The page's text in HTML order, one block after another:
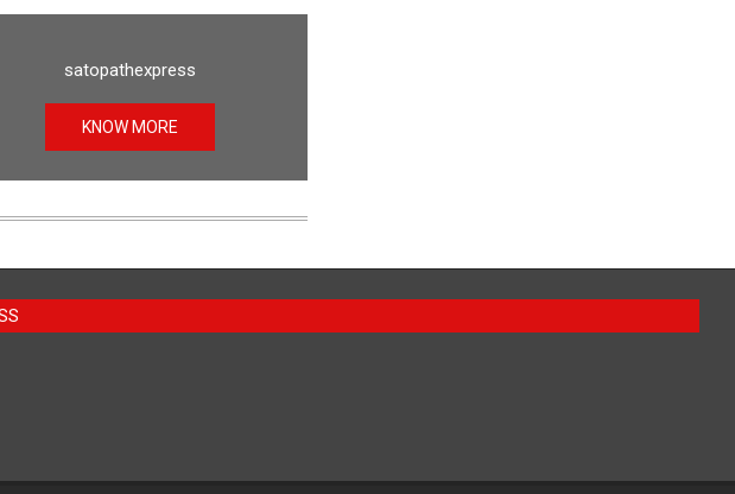
satopathexpress
KNOW MORE